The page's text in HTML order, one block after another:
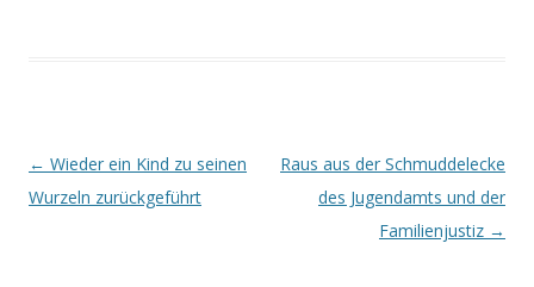
Beitrags-
Navigation
← Wieder ein Kind zu seinen
Wurzeln zurückgeführt
Raus aus der Schmuddelecke
des Jugendamts und der
Familienjustiz →